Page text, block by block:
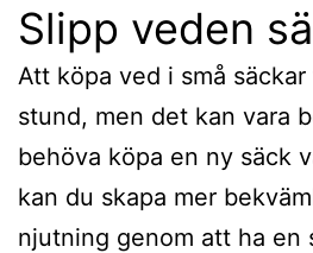
Slipp veden
Att köpa ved i små
stund, men det kan vara
behöva köpa en ny säck
kan du skapa mer
njutning genom att ha en